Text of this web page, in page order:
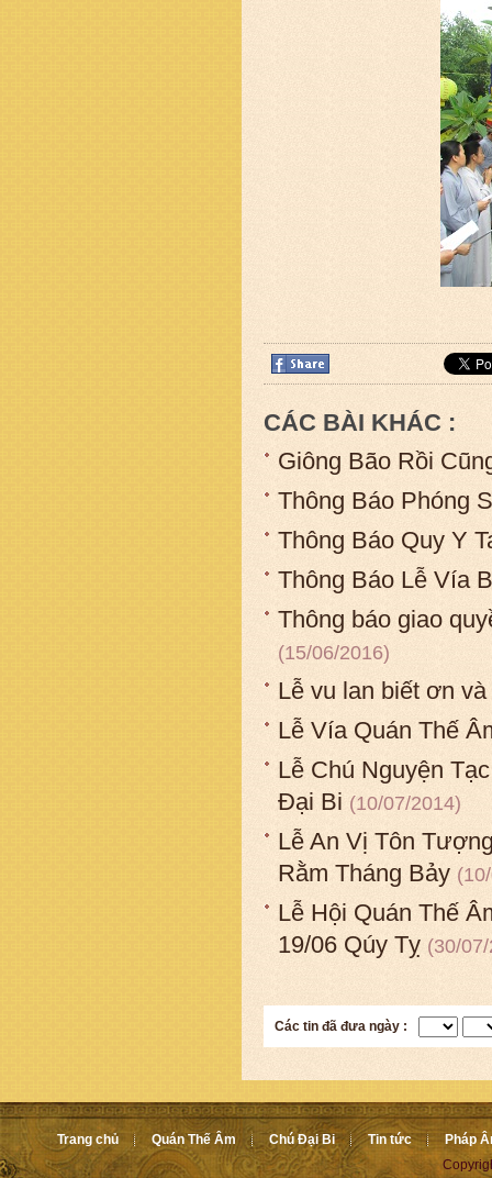
CÁC BÀI KHÁC :
Giông Bão Rồi
Thông Báo Phóng
Thông Báo Quy Y
Thông Báo Lễ Vía
Thông báo giao
(15/06/2016)
Lễ vu lan biết ơn
Lễ Vía Quán Thế
Lễ Chú Nguyện
Đại Bi (10/07/2014)
Lễ An Vị Tôn
Rằm Tháng Bảy
Lễ Hội Quán Thế
19/06 Qúy Tỵ (30/
Các tin đã đưa ngày :
Trang chủ Quán Thế Âm Chú Đại Bi Tin tức
Pháp